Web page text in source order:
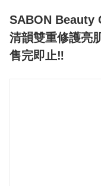
SABON Beauty
清韻雙重修護亮
售完即止‼️